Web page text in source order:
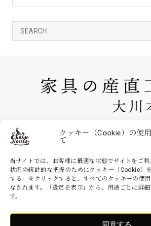
クッキー（Cookie）の使
て
当サイトでは、お客様に最適な状態でサイトをご
状況の統計的な把握のためにクッキー（Cookie）
する」をクリックすると、すべてのクッキーの使
なされます。「設定を表示」から、用途ごとに詳
す。
同意する
家具の産直工房 大川本店は、株式会社産商が運
ョッピングサイトです。家具・インテリアなどの
Copyright ©家具の産直工房 大川本店. All